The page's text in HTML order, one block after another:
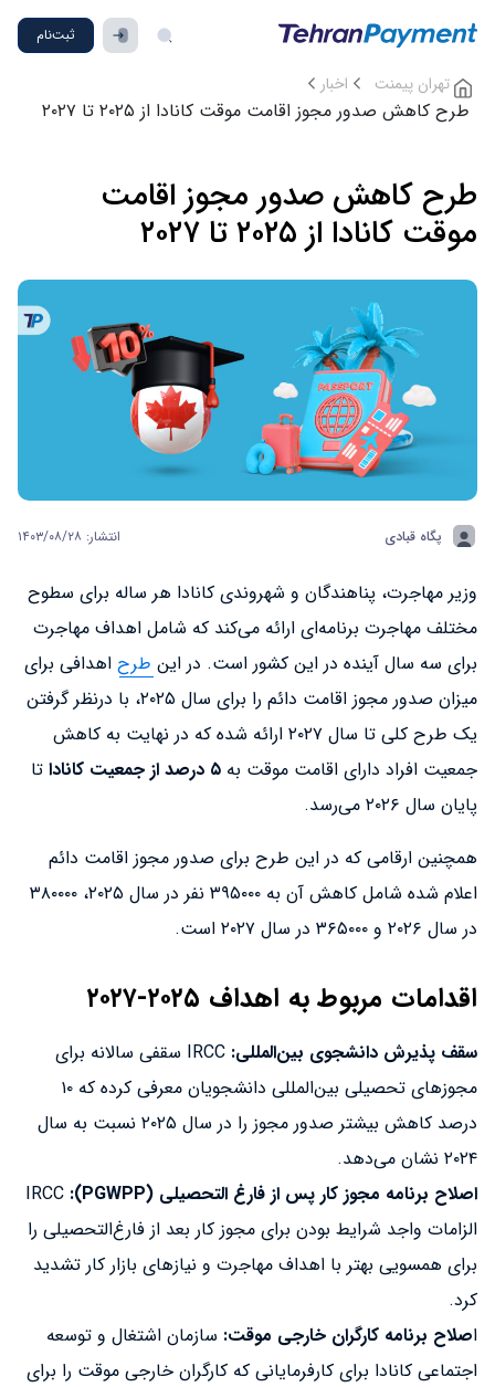
ثبت‌نام
تهران پیمنت اخبار
طرح کاهش صدور مجوز اقامت موقت کانادا از ۲۰۲۵ تا ۲۰۲۷
طرح کاهش صدور مجوز اقامت
موقت کانادا از ۲۰۲۵ تا ۲۰۲۷
پگاه قبادی انتشار: ۱۴۰۳/۰۸/۲۸
وزیر مهاجرت، پناهندگان و شهروندی کانادا هر ساله برای سطوح
مختلف مهاجرت برنامه‌ای ارائه می‌کند که شامل اهداف مهاجرت
برای سه سال آینده در این کشور است. در این طرح اهدافی برای
میزان صدور مجوز اقامت دائم را برای سال ۲۰۲۵، با درنظر گرفتن
یک طرح کلی تا سال ۲۰۲۷ ارائه شده که در نهایت به کاهش
جمعیت افراد دارای اقامت موقت به
تا
پایان سال ۲۰۲۶ می‌رسد.
همچنین ارقامی که در این طرح برای صدور مجوز اقامت دائم
اعلام شده شامل کاهش آن به ۳۹۵۰۰۰ نفر در سال ۲۰۲۵، ۳۸۰۰۰۰
در سال ۲۰۲۶ و ۳۶۵۰۰۰ در سال ۲۰۲۷ است.
اقدامات مربوط به اهداف ۲۰۲۵-۲۰۲۷
سقف پذیرش دانشجوی بین‌المللی:
IRCC سقفی سالانه برای
مجوزهای تحصیلی بین‌المللی دانشجویان معرفی کرده که ۱۰
درصد کاهش بیشتر صدور مجوز را در سال ۲۰۲۵ نسبت به سال
۲۰۲۴ نشان می‌دهد.
اصلاح برنامه مجوز کار پس از فارغ التحصیلی (PGWPP):
IRCC
الزامات واجد شرایط بودن برای مجوز کار بعد از فارغ‌التحصیلی را
برای همسویی بهتر با اهداف مهاجرت و نیازهای بازار کار تشدید
کرد.
اصلاح برنامه کارگران خارجی موقت: سازمان اشتغال و توسعه
اجتماعی کانادا برای کارفرمایانی که کارگران خارجی موقت را برای